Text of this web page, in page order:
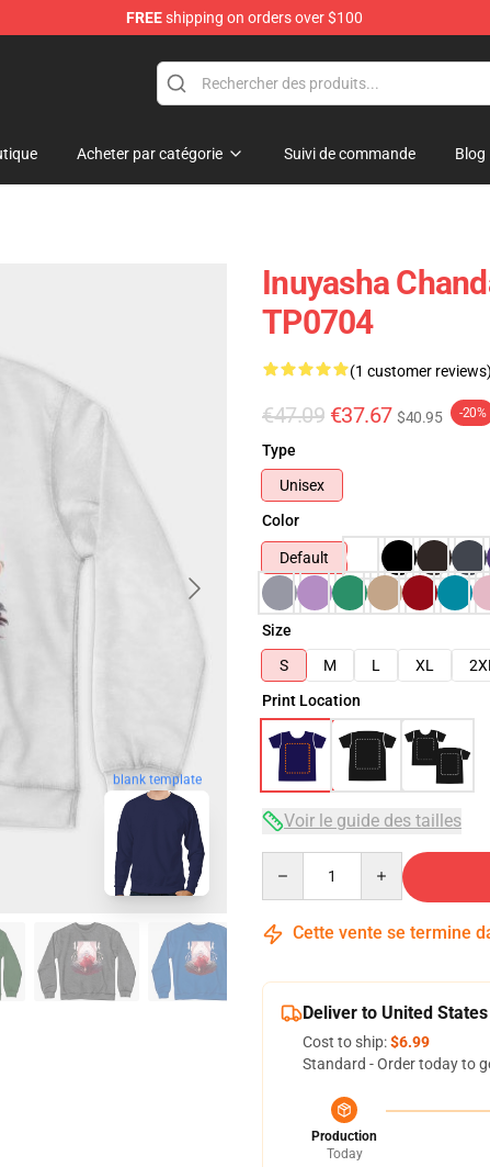
FREEshipping on orders over $100
Acheter par catégorie Suivi de commande Blog
blank template
Inuyasha
TP0704
(1 customer reviews)
€47.09 €37.67 $40.95 -20%
Type
Unisex
Color
Default
Size
S
M L XL 2XL
Print Location
Voir le guide des tailles
Cette vente se termine
Deliver to United States
Cost to ship:$6.99
Standard - Order today to
Production
Today